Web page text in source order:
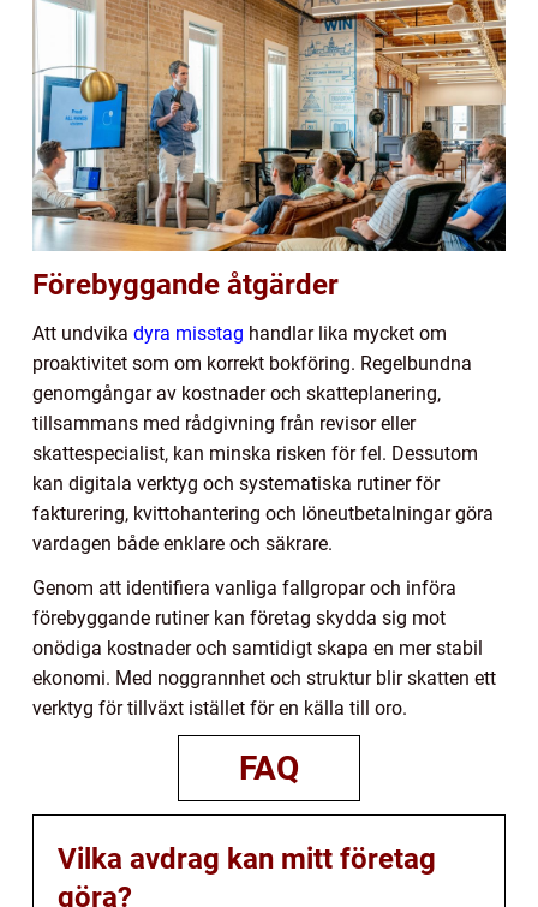
Förebyggande åtgärder
Att undvika dyra misstag handlar lika mycket om
proaktivitet som om korrekt bokföring. Regelbundna
genomgångar av kostnader och skatteplanering,
tillsammans med rådgivning från revisor eller
skattespecialist, kan minska risken för fel. Dessutom
kan digitala verktyg och systematiska rutiner för
fakturering, kvittohantering och löneutbetalningar göra
vardagen både enklare och säkrare.
Genom att identifiera vanliga fallgropar och införa
förebyggande rutiner kan företag skydda sig mot
onödiga kostnader och samtidigt skapa en mer stabil
ekonomi. Med noggrannhet och struktur blir skatten ett
verktyg för tillväxt istället för en källa till oro.
FAQ
Vilka avdrag kan mitt företag
göra?